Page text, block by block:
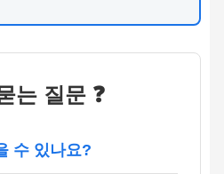
는 질문 ❓
수 있나요?